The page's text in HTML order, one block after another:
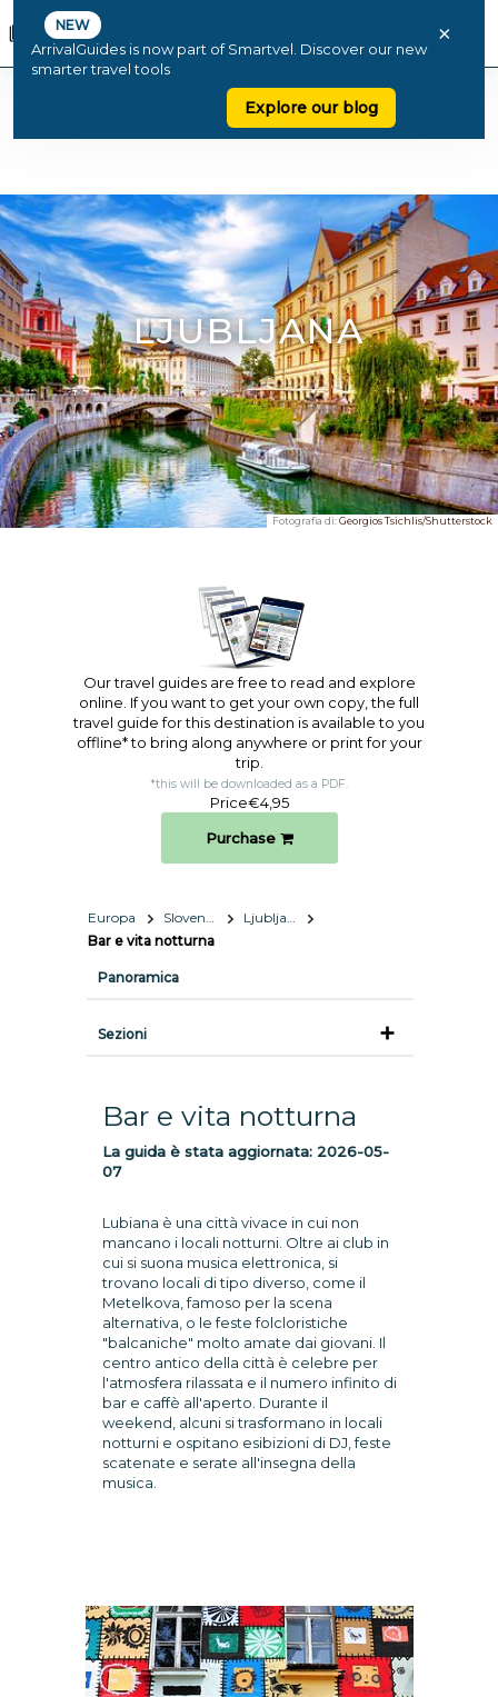
NEW
ArrivalGuides is now part of Smartvel. Discover our new
smarter travel tools
Explore our blog
×
LJUBLJANA
Fotografia di:Georgios Tsichlis/Shutterstock
Our travel guides are free to read and explore
online. If you want to get your own copy, the full
travel guide for this destination is available to you
offline* to bring along anywhere or print for your
trip.​
*this will be downloaded as a PDF.
Price€4,95
Purchase
Europa Slovenia
Ljubljana
Bar e vita notturna
Panoramica
Sezioni
Bar e vita notturna
La guida è stata aggiornata: 2026-05-
07
Lubiana è una città vivace in cui non
mancano i locali notturni. Oltre ai club in
cui si suona musica elettronica, si
trovano locali di tipo diverso, come il
Metelkova, famoso per la scena
alternativa, o le feste folcloristiche
"balcaniche" molto amate dai giovani. Il
centro antico della città è celebre per
l'atmosfera rilassata e il numero infinito di
bar e caffè all'aperto. Durante il
weekend, alcuni si trasformano in locali
notturni e ospitano esibizioni di DJ, feste
scatenate e serate all'insegna della
musica.